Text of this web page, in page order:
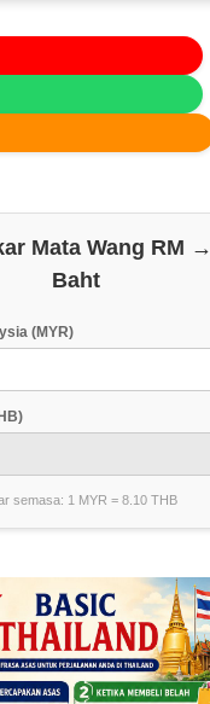
Mata Wang RM →
Baht
(MYR)
semasa: 1 MYR = 8.10 THB